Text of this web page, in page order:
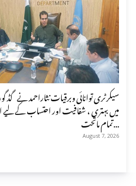
سیکرٹری توانائی وبرقیات نثاراحمد نے
میں بہتری ، شفافیت اور احتساب کے
تمام ماتحت...
August 7, 2026